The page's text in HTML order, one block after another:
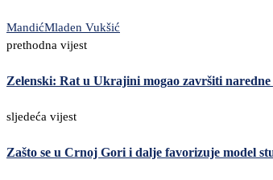
MandićMladen Vukšić
prethodna vijest
Zelenski: Rat u Ukrajini mogao završiti naredne
sljedeća vijest
Zašto se u Crnoj Gori i dalje favorizuje model